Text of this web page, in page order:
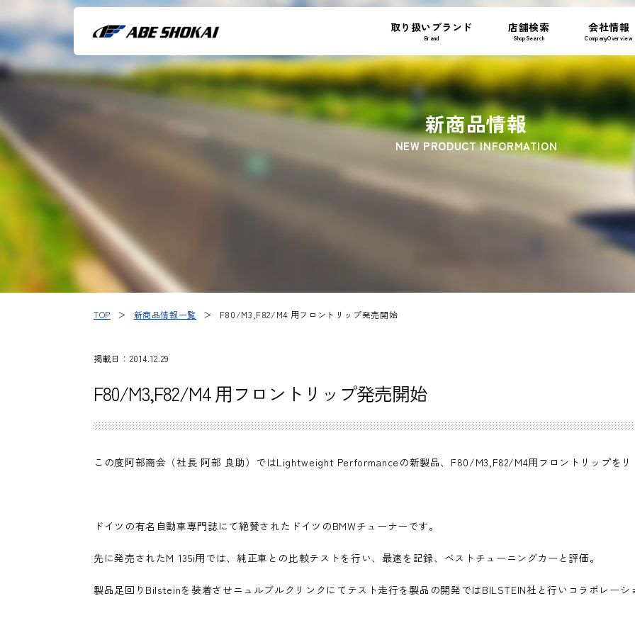
取り扱いブランド
Brand
店舗検索
ShopSearch
会社情報
CompanyOverview
新商品情報
NEW PRODUCT INFORMATION
TOP ＞ 新商品情報一覧 ＞ F80/M3,F82/M4 用フロントリップ発売開始
掲載日：2014.12.29
F80/M3,F82/M4 用フロントリップ発売開始
この度阿部商会（社長 阿部 良助）ではLightweight Performanceの新製品、F80/M3,F82/M4用フロントリップをリ
ドイツの有名自動車専門誌にて絶賛されたドイツのBMWチューナーです。
先に発売されたM 135i用では、純正車との比較テストを行い、最速を記録、ベストチューニングカーと評価。
製品足回りBilsteinを装着させニュルブルクリンクにてテスト走行を製品の開発ではBILSTEIN社と行いコラボレーシ